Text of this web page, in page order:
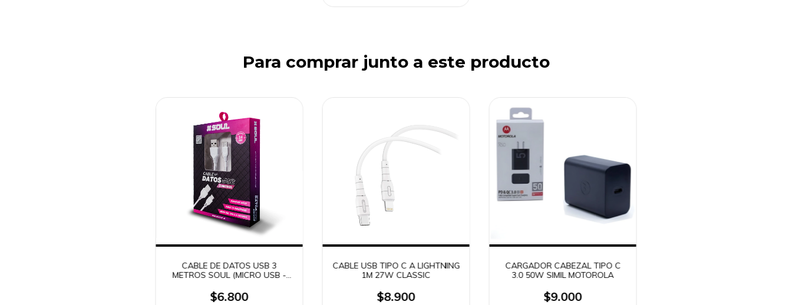
Para comprar junto a este producto
CABLE DE DATOS USB 3
METROS SOUL (MICRO USB -
$6.800
CABLE USB TIPO C A LIGHTNING
1M 27W CLASSIC
$8.900
CARGADOR CABEZAL TIPO C
3.0 50W SIMIL MOTOROLA
$9.000